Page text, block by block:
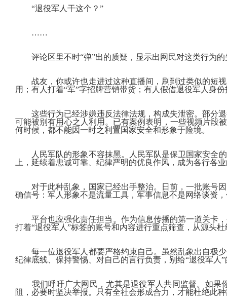
“退役军人 干这个？ ”
……
评论区里不时“弹”出的质疑， 显示出网民对这类行为
战友，你或许也走进过这种直播间， 刷到过类似的短
用； 有人打着“军”字招牌营销带货 ； 有人假借退役军人身份
这些行为已经涉嫌违反法律法规，构成失泄密。部分
可能被别有用心之人利用。已有案例表明，一些视频片段
何时候，都不能因一时之利 置国家安全和形象于险境。
人民军队的形象不容抹黑。 人民军队是保卫 国家安全
上，延续着忠诚可靠、纪律严明的优良作风，成为各行各
对于此种乱象，国家已经出手整治。
日前，一批账号
确信号：军人形象不是流量工具，军事信息不是网络谈资
平台也应强化责任担当。 作为信息传播的第一道关卡
打着“退役军人”标签的账号和内容进行重点筛查，从源头
每一位退役军人都要严格约束自己。
虽然乱象出自极
纪律底线、保持警惕、对自己的言行负责，别给“退役军人
我们呼吁广大网民，尤其是退役军人共同监督。 如果
阻，必要时坚决举报。只有全社会形成合力，才能杜绝此